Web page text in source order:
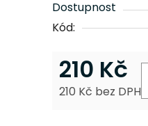
z
5
Dostupnost
Kód:
210 Kč
210 Kč bez DPH